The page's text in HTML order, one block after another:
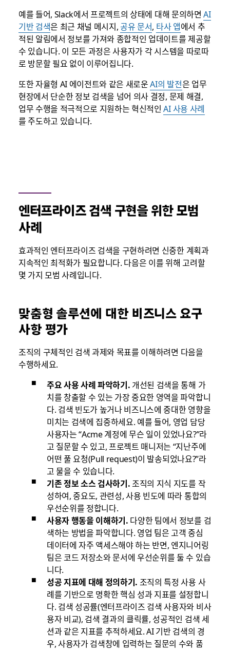
예를 들어, Slack에서 프로젝트의 상태에 대해 문의하면AI
기반 검색은 최근 채널 메시지,공유 문서, 타사 앱에서 추
적된 알림에서 정보를 가져와 종합적인 업데이트를 제공할
수 있습니다. 이 모든 과정은 사용자가 각 시스템을 따로따
로 방문할 필요 없이 이루어집니다.
또한 자율형 AI 에이전트와 같은 새로운AI의 발전은 업무
현장에서 단순한 정보 검색을 넘어 의사 결정, 문제 해결,
업무 수행을 적극적으로 지원하는 혁신적인AI 사용 사례
를 주도하고 있습니다.
엔터프라이즈 검색 구현을 위한 모범
사례
효과적인 엔터프라이즈 검색을 구현하려면 신중한 계획과
지속적인 최적화가 필요합니다. 다음은 이를 위해 고려할
몇 가지 모범 사례입니다.
맞춤형 솔루션에 대한 비즈니스 요구
사항 평가
조직의 구체적인 검색 과제와 목표를 이해하려면 다음을
수행하세요.
주요 사용 사례 파악하기. 개선된 검색을 통해 가
치를 창출할 수 있는 가장 중요한 영역을 파악합니
다. 검색 빈도가 높거나 비즈니스에 중대한 영향을
미치는 검색에 집중하세요. 예를 들어, 영업 담당
사용자는 “Acme 계정에 무슨 일이 있었나요?”라
고 질문할 수 있고, 프로젝트 매니저는 “지난주에
어떤 풀 요청(Pull request)이 발송되었나요?”라
고 물을 수 있습니다.
기존 정보 소스 검사하기. 조직의 지식 지도를 작
성하여, 중요도, 관련성, 사용 빈도에 따라 통합의
우선순위를 정합니다.
사용자 행동을 이해하기. 다양한 팀에서 정보를 검
색하는 방법을 파악합니다. 영업 팀은 고객 중심
데이터에 자주 액세스해야 하는 반면, 엔지니어링
팀은 코드 저장소와 문서에 우선순위를 둘 수 있습
니다.
성공 지표에 대해 정의하기. 조직의 특정 사용 사
례를 기반으로 명확한 핵심 성과 지표를 설정합니
다. 검색 성공률(엔터프라이즈 검색 사용자와 비사
용자 비교), 검색 결과의 클릭률, 성공적인 검색 세
션과 같은 지표를 추적하세요. AI 기반 검색의 경
우, 사용자가 검색창에 입력하는 질문의 수와 품